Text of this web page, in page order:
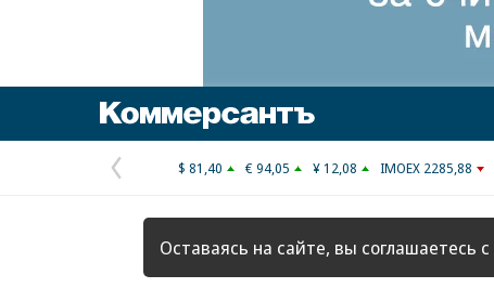
Предыдущая
страница
$ 81,40 € 94,05 ¥ 12,08 IMOEX 2285,88
Оставаясь на сайте, вы соглашаетесь с